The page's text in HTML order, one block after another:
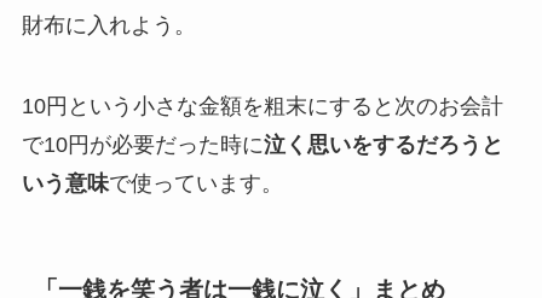
財布に入れよう。
10円という小さな金額を粗末にすると次のお会計
で10円が必要だった時に泣く思いをするだろうと
いう意味で使っています。
「一銭を笑う者は一銭に泣く」まとめ